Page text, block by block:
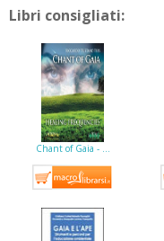
Libri consigliati:
Chant of Gaia - …